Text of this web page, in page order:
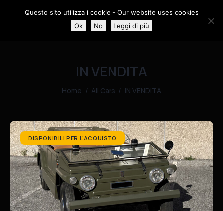
IN VENDITA
Home All Cars IN VENDITA
DISPONIBILI PER L'ACQUISTO
Questo sito utilizza i cookie - Our website uses cookies
Ok
No Leggi di più